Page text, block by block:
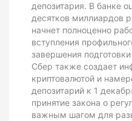
депозитария. В банке
десятков миллиардов
начнет полноценно
вступления
завершения
Сбер также создает
криптовалютой и
депозитарий к 1
принятие закона о
важным шагом для